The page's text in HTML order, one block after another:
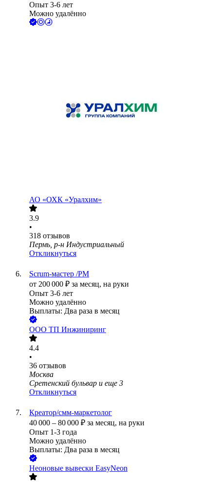
Опыт 3-6 лет
Можно удалённо
АО «ОХК «Уралхим»
3.9
•
318 отзывов
Пермь, р-н Индустриальный
Откликнуться
Scrum-мастер /PM
от 200 000 ₽ за месяц, на руки
Опыт 3-6 лет
Можно удалённо
Выплаты: Два раза в месяц
ООО ТП Инжиниринг
4.4
•
36 отзывов
Москва
Сретенский бульвар и еще 3
Откликнуться
Креатор/смм-маркетолог
40 000 – 80 000 ₽ за месяц, на руки
Опыт 1-3 года
Можно удалённо
Выплаты: Два раза в месяц
Неоновые вывески EasyNeon